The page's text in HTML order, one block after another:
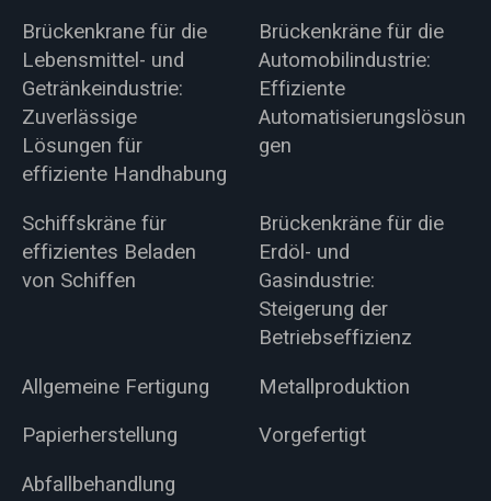
Brückenkrane für die
Lebensmittel- und
Getränkeindustrie:
Zuverlässige
Lösungen für
effiziente Handhabung
Brückenkräne für die
Automobilindustrie:
Effiziente
Automatisierungslösun
gen
Schiffskräne für
effizientes Beladen
von Schiffen
Brückenkräne für die
Erdöl- und
Gasindustrie:
Steigerung der
Betriebseffizienz
Allgemeine Fertigung
Metallproduktion
Papierherstellung
Vorgefertigt
Abfallbehandlung